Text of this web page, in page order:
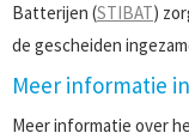
Batterijen (STIBAT)
de gescheiden
Meer informatie
Meer informatie over